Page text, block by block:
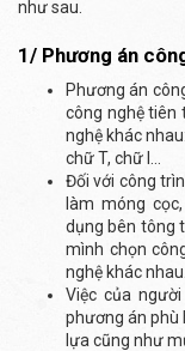
như sau.
1/ Phương án
Phương án
công nghệ tiên
nghệ khác
chữ T, chữ I…
Đối với công
làm móng
dụng bên tông
mình chọn
nghệ khác nhau.
Việc của
phương án phù
lựa cũng như